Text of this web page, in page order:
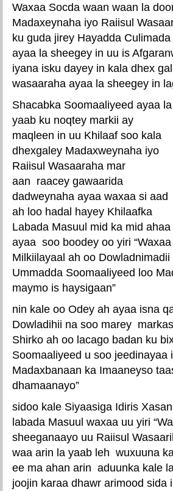
Waxaa Socda waan waan la
Madaxeynaha iyo Raiisul
ku guda jirey Hayadda
ayaa la sheegey in uu is
iyana isku dayey in kala dhex
wasaaraha ayaa la sheegey in
Shacabka Soomaaliyeed ayaa la
yaab ku noqtey markii ay
maqleen in uu Khilaaf soo kala
dhexgaley Madaxweynaha iyo
Raiisul Wasaaraha mar
aan raacey gawaarida
dadweynaha ayaa waxaa si aad
ah loo hadal hayey Khilaafka
Labada Masuul mid ka mid ahaa
ayaa soo boodey oo yiri
Milkiilayaal ah oo
Ummadda Soomaaliyeed loo
maymo is haysigaan”
nin kale oo Odey ah ayaa isna
Dowladihii na soo marey
Shirko ah oo lacago badan ku
Soomaaliyeed u soo
Madaxbanaan ka Imaaneyso
dhamaanayo”
sidoo kale Siyaasiga Idiris
labada Masuul waxaa uu yiri
sheeganaayo uu Raiisul
waa arin la yaab leh wuxuuna
ee ma ahan arin aduunka kale
joojin karaa dhawr arimood